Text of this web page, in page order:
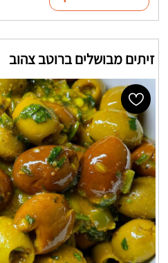
זיתים מבושלים ברוטב צהוב